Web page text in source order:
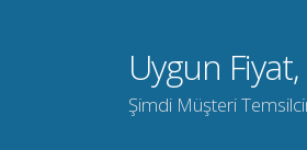
Uygun Fiyat,
Şimdi Müşteri